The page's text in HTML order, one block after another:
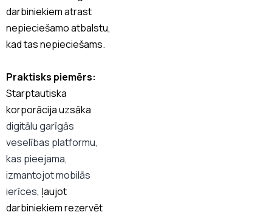
darbiniekiem atrast
nepieciešamo atbalstu,
kad tas nepieciešams.
Praktisks piemērs:
Starptautiska
korporācija uzsāka
digitālu garīgās
veselības platformu,
kas pieejama,
izmantojot mobilās
ierīces, ļaujot
darbiniekiem rezervēt